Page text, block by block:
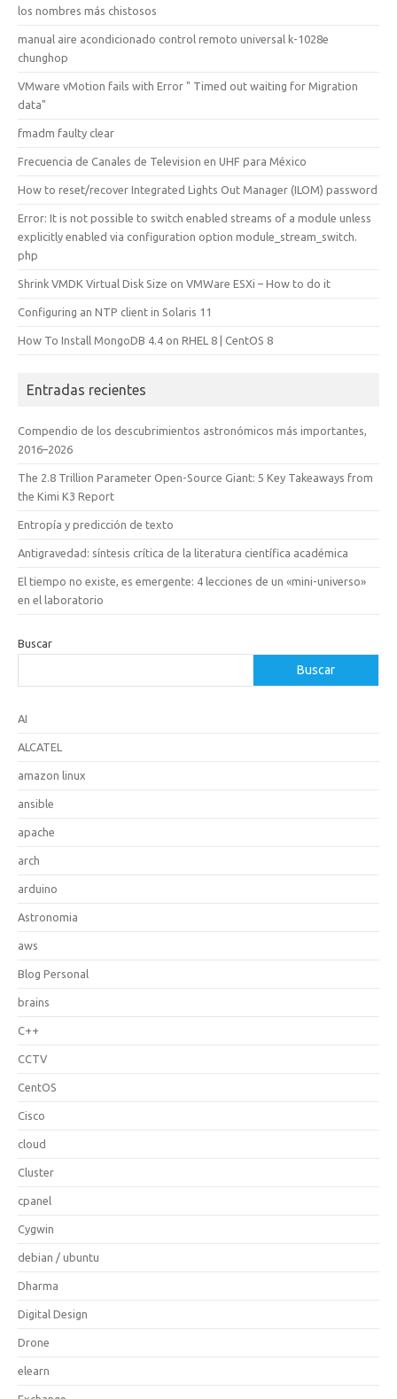
los nombres más chistosos
manual aire acondicionado control remoto universal k-1028e
chunghop
VMware vMotion fails with Error " Timed out waiting for Migration
data"
fmadm faulty clear
Frecuencia de Canales de Television en UHF para México
How to reset/recover Integrated Lights Out Manager (ILOM) password
Error: It is not possible to switch enabled streams of a module unless
explicitly enabled via configuration option module_stream_switch.
php
Shrink VMDK Virtual Disk Size on VMWare ESXi – How to do it
Configuring an NTP client in Solaris 11
How To Install MongoDB 4.4 on RHEL 8 | CentOS 8
Entradas recientes
Compendio de los descubrimientos astronómicos más importantes,
2016–2026
The 2.8 Trillion Parameter Open-Source Giant: 5 Key Takeaways from
the Kimi K3 Report
Entropía y predicción de texto
Antigravedad: síntesis crítica de la literatura científica académica
El tiempo no existe, es emergente: 4 lecciones de un «mini-universo»
en el laboratorio
Buscar
Buscar
AI
ALCATEL
amazon linux
ansible
apache
arch
arduino
Astronomia
aws
Blog Personal
brains
C++
CCTV
CentOS
Cisco
cloud
Cluster
cpanel
Cygwin
debian / ubuntu
Dharma
Digital Design
Drone
elearn